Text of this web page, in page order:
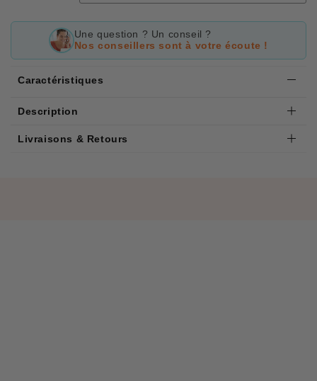
Une question ? Un conseil ?
Nos conseillers sont à votre écoute !
Caractéristiques
Description
Livraisons & Retours